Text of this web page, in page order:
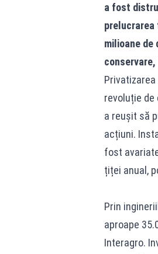
a fost
prelucrarea
milioane
revoluție de
a reușit să
acțiuni.
fost
țiței anual,
Prin
aproape
Interagro.